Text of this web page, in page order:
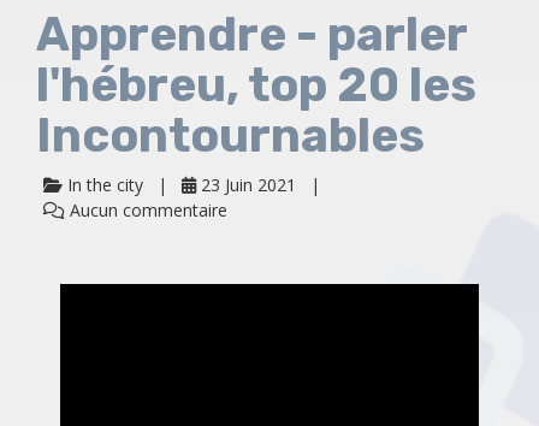
Apprendre - parler
l'hébreu, top 20 les
Incontournables
In the city
23 Juin 2021
Aucun commentaire